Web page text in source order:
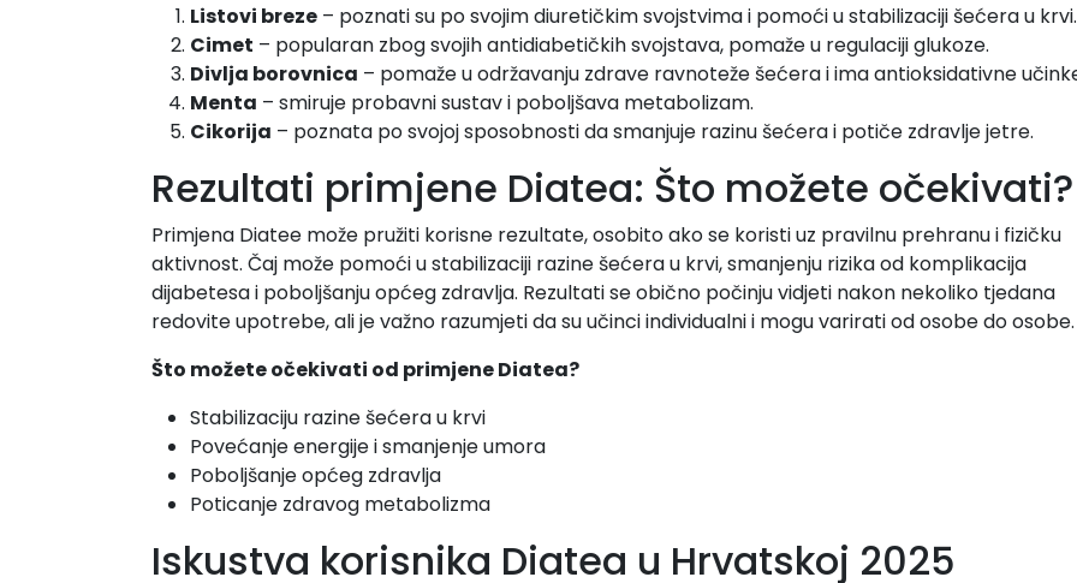
Listovi breze – poznati su po svojim diuretičkim svojstvima i pomoći u stabilizaciji šećera u krvi.
Cimet – popularan zbog svojih antidiabetičkih svojstava, pomaže u regulaciji glukoze.
Divlja borovnica – pomaže u održavanju zdrave ravnoteže šećera i ima antioksidativne
Menta – smiruje probavni sustav i poboljšava metabolizam.
Cikorija – poznata po svojoj sposobnosti da smanjuje razinu šećera i potiče zdravlje jetre.
Rezultati primjene Diatea: Što možete očekivati?
Primjena Diatee može pružiti korisne rezultate, osobito ako se koristi uz pravilnu prehranu i fizičku
aktivnost. Čaj može pomoći u stabilizaciji razine šećera u krvi, smanjenju rizika od komplikacija
dijabetesa i poboljšanju općeg zdravlja. Rezultati se obično počinju vidjeti nakon nekoliko tjedana
redovite upotrebe, ali je važno razumjeti da su učinci individualni i mogu varirati od osobe do osobe.
Što možete očekivati od primjene Diatea?
Stabilizaciju razine šećera u krvi
Povećanje energije i smanjenje umora
Poboljšanje općeg zdravlja
Poticanje zdravog metabolizma
Iskustva korisnika Diatea u Hrvatskoj 2025